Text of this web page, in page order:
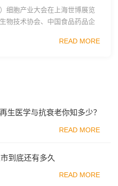
细胞产业大会在上海世博展览
物技术协会、中国食品药品企
日内瓦长寿科学...
READ MORE
生医学与抗衰老你知多少？
READ MORE
到底还有多久
READ MORE